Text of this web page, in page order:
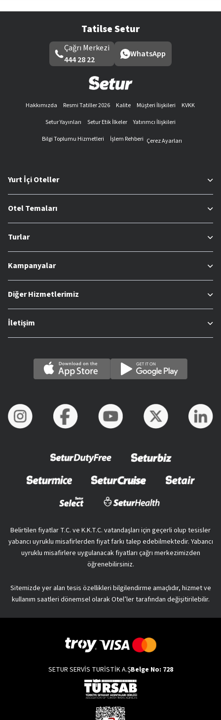
Tatilse Setur
Çağrı Merkezi
444 28 22
WhatsApp
Hakkımızda Resmi Tatiller 2026 Kalite Müşteri İlişkileri
KVKK
Setur Yayınları
Setur Etik İlkeler
Yatırımcı İlişkileri
Bilgi Toplumu Hizmetleri
İşlem Rehberi Çerez Ayarları
Yurt İçi Oteller
Otel Temaları
Turlar
Kampanyalar
Diğer Hizmetlerimiz
İletişim
Belirtilen fiyatlar T.C. ve K.K.T.C. vatandaşları için geçerli olup tesisler
yabancı uyruklu misafirlerden fiyat farkı talep edebilmektedir. Yabancı
uyruklu misafirlere uygulanacak fiyatları çağrı merkezimizden
öğrenebilirsiniz.
Sitemizde yer alan tesis özellikleri bilgilendirme amaçlıdır, hizmet ve
kullanım saatleri dönemsel olarak Otel’ler tarafından değişitirilebilir.
SETUR SERVİS TURİSTİK A.ŞBelge No: 728